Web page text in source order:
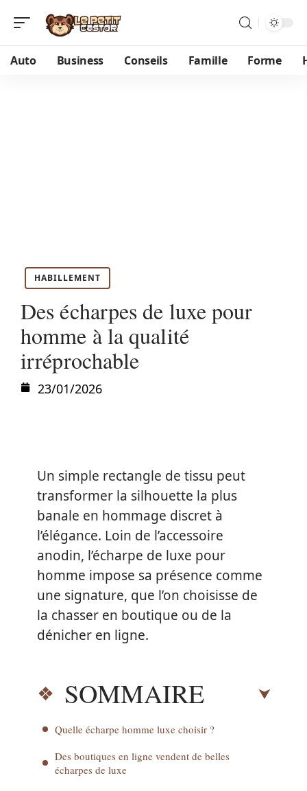
Auto Business Conseils Famille Forme
HABILLEMENT
Des écharpes de luxe pour
homme à la qualité
irréprochable
23/01/2026
Un simple rectangle de tissu peut
transformer la silhouette la plus
banale en hommage discret à
l’élégance. Loin de l’accessoire
anodin, l’écharpe de luxe pour
homme impose sa présence comme
une signature, que l’on choisisse de
la chasser en boutique ou de la
dénicher en ligne.
SOMMAIRE
Quelle écharpe homme luxe choisir ?
Des boutiques en ligne vendent de belles
écharpes de luxe